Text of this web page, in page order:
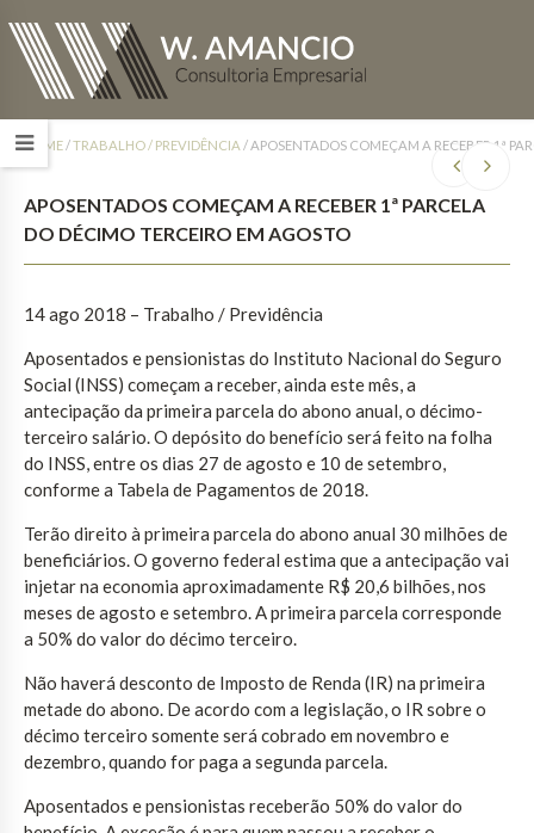
HOME/TRABALHO / PREVIDÊNCIA /APOSENTADOS COMEÇAM A RECEBER 1ª
APOSENTADOS COMEÇAM A RECEBER 1ª PARCELA
DO DÉCIMO TERCEIRO EM AGOSTO
14 ago 2018 – Trabalho / Previdência
Aposentados e pensionistas do Instituto Nacional do Seguro
Social (INSS) começam a receber, ainda este mês, a
antecipação da primeira parcela do abono anual, o décimo-
terceiro salário. O depósito do benefício será feito na folha
do INSS, entre os dias 27 de agosto e 10 de setembro,
conforme a Tabela de Pagamentos de 2018.
Terão direito à primeira parcela do abono anual 30 milhões de
beneficiários. O governo federal estima que a antecipação vai
injetar na economia aproximadamente R$ 20,6 bilhões, nos
meses de agosto e setembro. A primeira parcela corresponde
a 50% do valor do décimo terceiro.
Não haverá desconto de Imposto de Renda (IR) na primeira
metade do abono. De acordo com a legislação, o IR sobre o
décimo terceiro somente será cobrado em novembro e
dezembro, quando for paga a segunda parcela.
Aposentados e pensionistas receberão 50% do valor do